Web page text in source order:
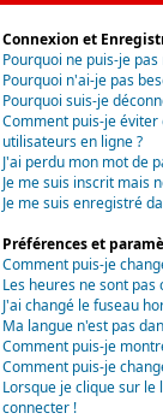
Connexion et
Pourquoi ne puis-je
Pourquoi n'ai-je pas
Pourquoi suis-je
Comment puis-je
utilisateurs en ligne ?
J'ai perdu mon mot de
Je me suis inscrit mais
Je me suis enregistré
Préférences et
Comment puis-je
Les heures ne sont pas
J'ai changé le fuseau
Ma langue n'est pas
Comment puis-je
Comment puis-je
Lorsque je clique sur
connecter !